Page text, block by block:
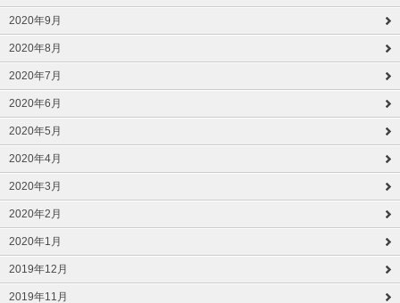
2020年9月
2020年8月
2020年7月
2020年6月
2020年5月
2020年4月
2020年3月
2020年2月
2020年1月
2019年12月
2019年11月